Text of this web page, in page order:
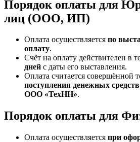
Порядок оплаты для
лиц (ООО, ИП)
Оплата осуществляется по
оплату.
Счёт на оплату действителен в
дней с даты его выставления.
Оплата считается совершённой
поступления денежных
ООО «ТехНН».
Порядок оплаты для
Оплата осуществляется при